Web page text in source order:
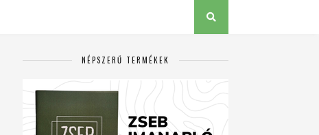
NÉPSZERŰ TERMÉKEK